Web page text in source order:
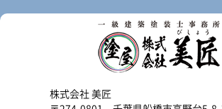
株式会社 美匠